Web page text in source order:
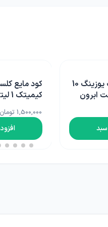
کائوس
کود مایع
کاتون ایکس
اسپانیا یک
3,200,000 تومان